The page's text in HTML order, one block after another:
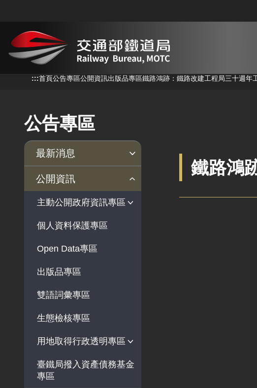
:::首頁公告專區公開資訊出版品專區鐵路鴻跡：鐵路改建工程局三十週年
公告專區
最新消息
新聞稿
公聽會
公告事項
公開資訊
主動公開政府資訊專區
法律及法規命令
解釋性規定及裁量基
政府機關資訊
行政指導有關文書
及研究報告
預算與決算書
契約
個人資料保護專區
Open Data專區
出版品專區
雙語詞彙專區
生態檢核專區
用地取得行政透明專區
用地公告
用地法規
臺鐵局撥入資產債務基金
專區
鐵路鴻